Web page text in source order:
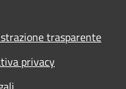
trasparente
privacy